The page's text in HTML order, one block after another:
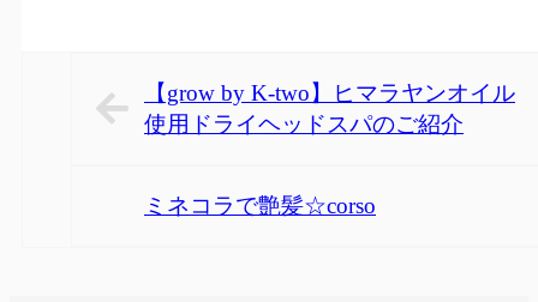
【grow by K-two】ヒマラヤンオイル
使用ドライヘッドスパのご紹介
ミネコラで艶髪☆corso